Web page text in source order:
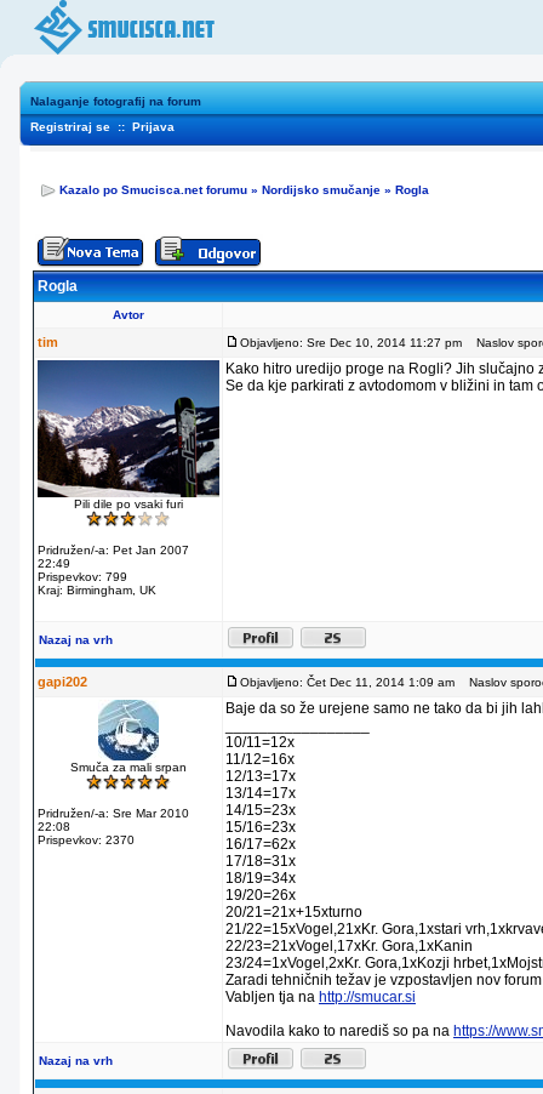
Nalaganje fotografij na forum
Registriraj se :: Prijava
Kazalo po Smucisca.net forumu » Nordijsko smučanje » Rogla
Rogla
Avtor
tim Objavljeno: Sre Dec 10, 2014 11:27 pm Naslov
Pili dile po vsaki furi
Pridružen/-a: Pet Jan 2007
22:49
Prispevkov: 799
Kraj: Birmingham, UK
Kako hitro uredijo proge na Rogli? Jih slučajno
Se da kje parkirati z avtodomom v bližini in tam
Nazaj na vrh
gapi202 Objavljeno: Čet Dec 11, 2014 1:09 am Naslov
Smuča za mali srpan
Pridružen/-a: Sre Mar 2010
22:08
Prispevkov: 2370
Baje da so že urejene samo ne tako da bi jih
10/11=12x
11/12=16x
12/13=17x
13/14=17x
14/15=23x
15/16=23x
16/17=62x
17/18=31x
18/19=34x
19/20=26x
20/21=21x+15xturno
21/22=15xVogel,21xKr. Gora,1xstari
22/23=21xVogel,17xKr. Gora,1xKanin
23/24=1xVogel,2xKr. Gora,1xKozji
Zaradi tehničnih težav je vzpostavljen nov
Vabljen tja na http://smucar.si
Navodila kako to narediš so pa na https://
Nazaj na vrh